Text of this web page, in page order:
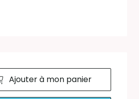
Ajouter à mon panier